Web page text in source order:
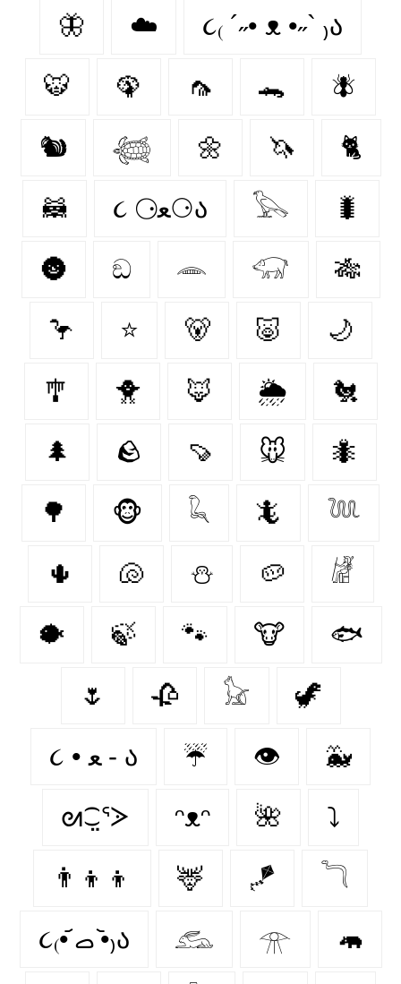
🦋 ☁️ ૮₍ ´˶• ᴥ •˶` ₎ა
🐯 🦚 🦟 🐊 🪰
🐿️ 𓆉 🌼 🦄 🐈‍
🦝 ૮ ⚆ﻌ⚆ა 𓅂 🐛
🌚 ඞ 𓂎 𓃟 🎋
🦩 ⭐ 🐻‍ 🐷 🌙
🎐 🐥 🦊 🌦️ 🐔
🌲 🪨 🍠 🐭 🐜
🌳 🐵 𓆗 🦎 𓆙
🌵 🐚 ⛄ 🥔 𓁈
🐡 🍃 🐾 🐮 🐟
🌷 🥀 𓃠 🦖
૮ • ﻌ - ა⁩ ☔ 👁️ 🐳
ᘛ⁐̤ᕐᐷ ᵔᴥᵔ 🌺 ⤵
👨‍👦‍👦 🦌 🪁 𓆓
૮₍•᷄ ࡇ •᷅₎ა 𓃹 𓁿 🦛